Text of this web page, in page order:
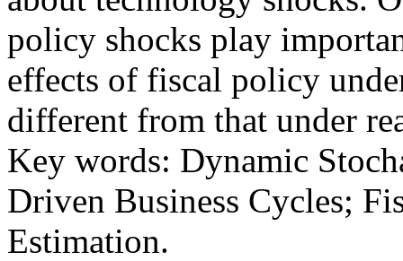
policy shocks play
effects of fiscal policy
different from that under
Key words: Dynamic
Driven Business Cycles;
Estimation.